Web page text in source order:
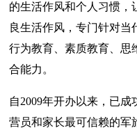
的生活作风和个人习惯，
良生活作风，专门针对当
行为教育、素质教育、思
合能力。
自2009年开办以来，已
营员和家长最可信赖的军